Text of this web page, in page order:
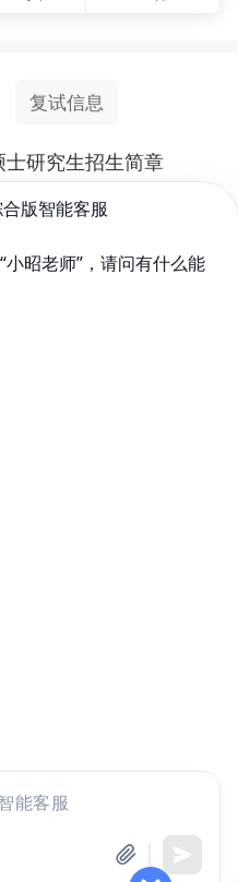
研究生招生简章
研究生招生简章
医学考研报名条件
复试信息
zzjy-fw@yikao88.com
69号正弘大厦208室
限公司 版权所有
全部考试 免费试听